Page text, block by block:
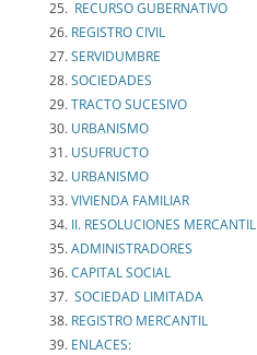
RECURSO GUBERNATIVO
REGISTRO CIVIL
SERVIDUMBRE
SOCIEDADES
TRACTO SUCESIVO
URBANISMO
USUFRUCTO
URBANISMO
VIVIENDA FAMILIAR
II. RESOLUCIONES MERCANTIL
ADMINISTRADORES
CAPITAL SOCIAL
SOCIEDAD LIMITADA
REGISTRO MERCANTIL
ENLACES: